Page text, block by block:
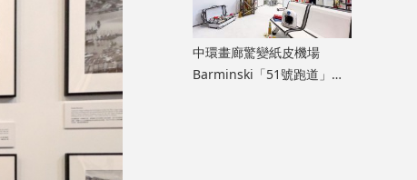
中環畫廊驚變紙皮機場
Barminski「51號跑道」用